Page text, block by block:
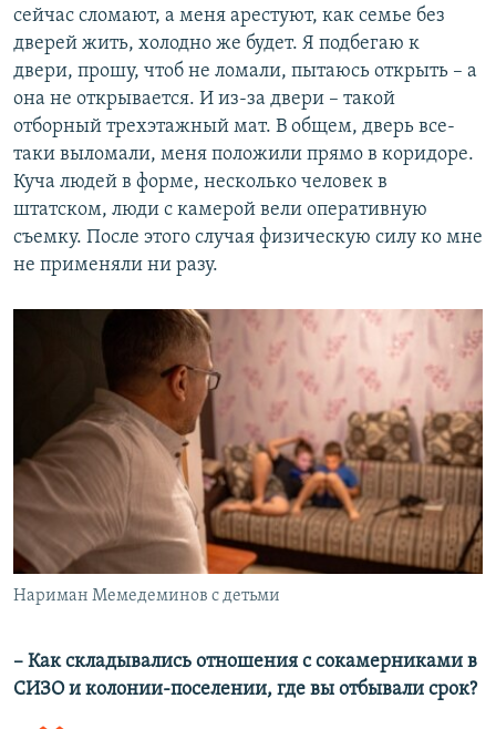
сейчас сломают, а меня арестуют, как семье без
дверей жить, холодно же будет. Я подбегаю к
двери, прошу, чтоб не ломали, пытаюсь открыть – а
она не открывается. И из-за двери – такой
отборный трехэтажный мат. В общем, дверь все-
таки выломали, меня положили прямо в коридоре.
Куча людей в форме, несколько человек в
штатском, люди с камерой вели оперативную
съемку. После этого случая физическую силу ко мне
не применяли ни разу.
Нариман Мемедеминов с детьми
– Как складывались отношения с сокамерниками в
СИЗО и колонии-поселении, где вы отбывали срок?